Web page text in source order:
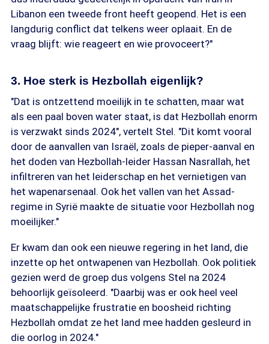
Libanon een tweede front heeft geopend. Het is een
langdurig conflict dat telkens weer oplaait. En de
vraag blijft: wie reageert en wie provoceert?"
3. Hoe sterk is Hezbollah eigenlijk?
"Dat is ontzettend moeilijk in te schatten, maar wat
als een paal boven water staat, is dat Hezbollah enorm
is verzwakt sinds 2024", vertelt Stel. "Dit komt vooral
door de aanvallen van Israël, zoals de pieper-aanval en
het doden van Hezbollah-leider Hassan Nasrallah, het
infiltreren van het leiderschap en het vernietigen van
het wapenarsenaal. Ook het vallen van het Assad-
regime in Syrië maakte de situatie voor Hezbollah nog
moeilijker."
Er kwam dan ook een nieuwe regering in het land, die
inzette op het ontwapenen van Hezbollah. Ook politiek
gezien werd de groep dus volgens Stel na 2024
behoorlijk geïsoleerd. "Daarbij was er ook heel veel
maatschappelijke frustratie en boosheid richting
Hezbollah omdat ze het land mee hadden gesleurd in
die oorlog in 2024."